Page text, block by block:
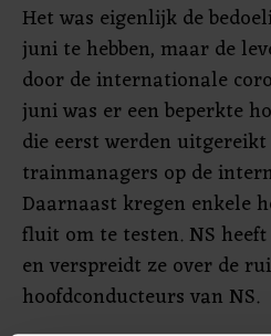
Het was eigenlijk de
juni te hebben, maar de
door de internationale
juni was er een beperkte
die eerst werden
trainmanagers op de
Daarnaast kregen enkele
fluit om te testen. NS
en verspreidt ze over de
hoofdconducteurs van NS.